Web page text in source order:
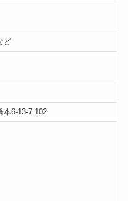
ど
本6-13-7 102